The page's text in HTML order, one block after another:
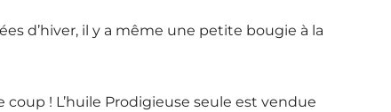
d’hiver, il y a même une petite bougie à la
! L’huile Prodigieuse seule est vendue